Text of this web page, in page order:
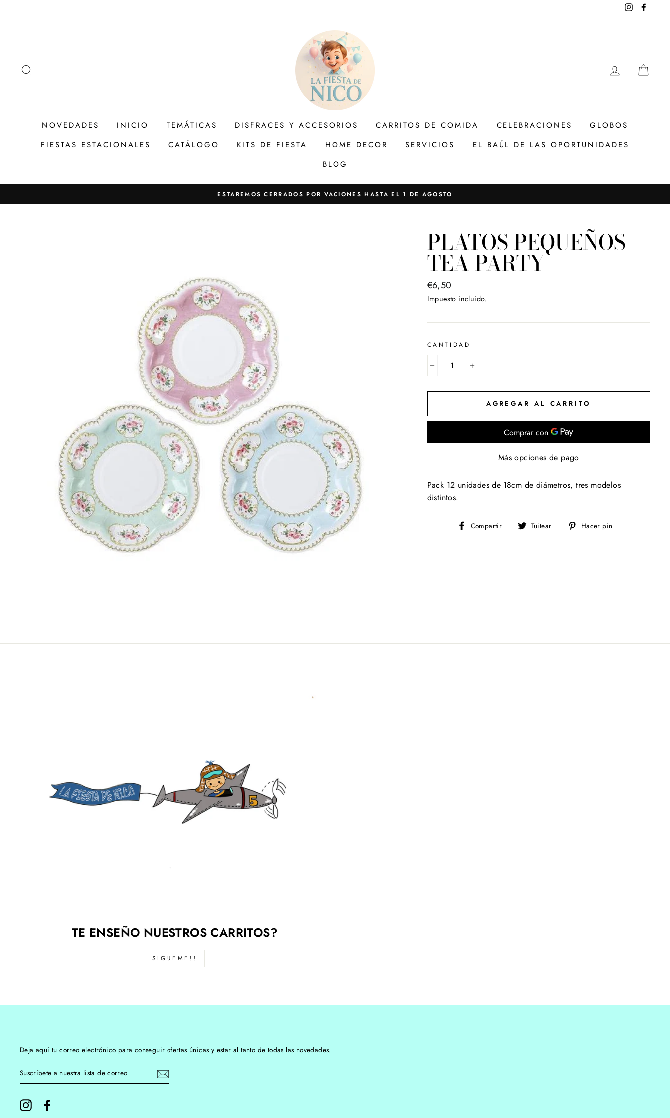
Instagram
INGRESAR
NOVEDADES INICIO TEMÁTICAS DISFRACES Y ACCESORIOS CARRITOS DE COMIDA CELEBRACIONES
GLOBOS
FIESTAS ESTACIONALES
CATÁLOGO KITS DE FIESTA HOME DECOR SERVICIOS
EL BAÚL DE LAS OPORTUNIDADES
BLOG
ESTAREMOS CERRADOS POR VACIONES HASTA EL 1 DE AGOSTO
PLATOS PEQUEÑOS
TEA PARTY
Precio
habitual
€6,50
Impuesto incluido.
CANTIDAD
+
AGREGAR AL CARRITO
Más opciones de pago
Pack 12 unidades de 18cm de diámetros, tres modelos
distintos.
Compartir
Compartir
Tuitear
TuitearHacer pin
TE ENSEÑO NUESTROS CARRITOS?
SIGUEME!!
Deja aquí tu correo electrónico para conseguir ofertas únicas y estar al tanto de todas las novedades.
A
NUESTRA
DE
CORREO
Instagram